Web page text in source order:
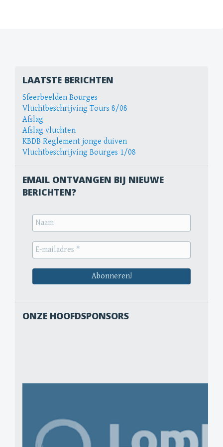
LAATSTE BERICHTEN
Sfeerbeelden Bourges
Vluchtbeschrijving Tours 8/08
Afslag
Afslag vluchten
KBDB Reglement jonge duiven
Vluchtbeschrijving Bourges 1/08
EMAIL ONTVANGEN BIJ NIEUWE
BERICHTEN?
ONZE HOOFDSPONSORS